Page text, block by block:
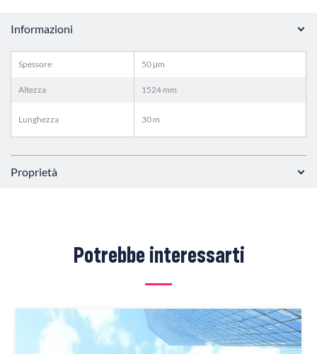
Informazioni
Spessore 50 μm
Altezza 1524 mm
Lunghezza 30 m
Proprietà
Potrebbe interessarti